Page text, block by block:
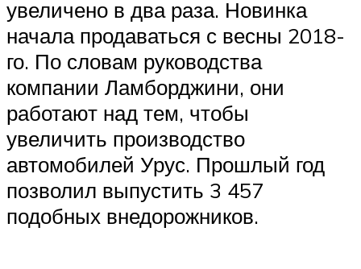
увеличено в два раза. Новинка
начала продаваться с весны 2018-
го. По словам руководства
компании Ламборджини, они
работают над тем, чтобы
увеличить производство
автомобилей Урус. Прошлый год
позволил выпустить 3 457
подобных внедорожников.